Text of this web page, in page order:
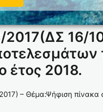
16/
έτος 2018.
– Θέμα:Ψήφιση πίνακα